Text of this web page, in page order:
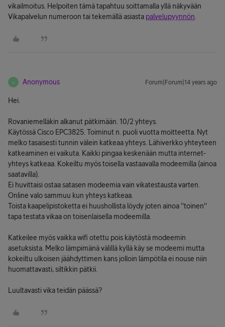
vikailmoitus. Helpoiten tämä tapahtuu soittamalla yllä näkyvään
Vikapalvelun numeroon tai tekemällä asiasta palvelupyynnön
A Anonymous Forum|Forum|14 years ago
Hei.
Rovaniemelläkin alkanut pätkimään. 10/2 yhteys.
Käytössä Cisco EPC3825. Toiminut n. puoli vuotta moitteetta. Nyt
melko tasaisesti tunnin välein katkeaa yhteys. Lähiverkko yhteyteen
katkeaminen ei vaikuta. Kaikki pingaa keskenään mutta internet-
yhteys katkeaa. Kokeiltu myös toisella vastaavalla modeemilla (ainoa
saatavilla).
Ei huvittaisi ostaa satasen modeemia vain vikatestausta varten.
Online valo sammuu kun yhteys katkeaa.
Toista kaapelipistoketta ei huushollista löydy joten ainoa ''toinen''
tapa testata vikaa on toisenlaisella modeemilla.
Katkeilee myös vaikka wifi otettu pois käytöstä modeemin
asetuksista. Melko lämpimänä välillä kyllä käy se modeemi mutta
kokeiltu ulkoisen jäähdyttimen kans jolloin lämpötila ei nouse niin
huomattavasti, siltikkin pätkii.
Luultavasti vika teidän päässä?